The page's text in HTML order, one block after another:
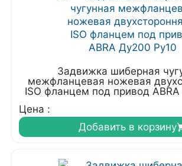
Задвижка шиберная
межфланцевая ножевая
ISO фланцем под привод
Цена :
Добавить в корзину